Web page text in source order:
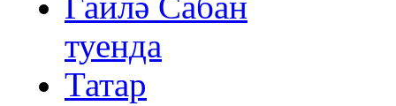
Гаилә Сабан
туенда
Татар